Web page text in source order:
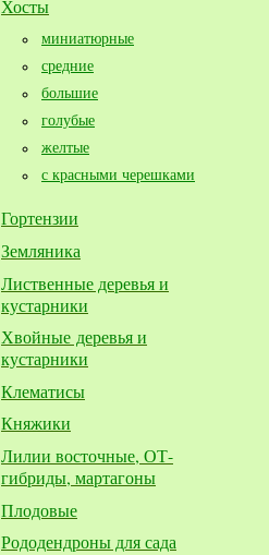
Хосты
миниатюрные
средние
большие​
голубые
желтые
с красными черешками
Гортензии
Земляника
Лиственные деревья и
кустарники
Хвойные деревья и
кустарники
Клематисы
Княжики
Лилии восточные, ОТ-
гибриды, мартагоны
Плодовые
Рододендроны для сада